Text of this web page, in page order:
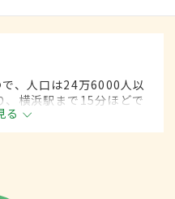
、人口は24万6000人以
、横浜駅まで15分ほどで
のほか、花見を楽しめる
からも多くの人が訪れ
る